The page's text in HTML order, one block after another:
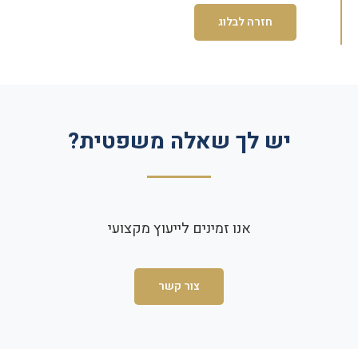
חזרה לבלוג
יש לך שאלה משפטית?
אנו זמינים לייעוץ מקצועי
צור קשר